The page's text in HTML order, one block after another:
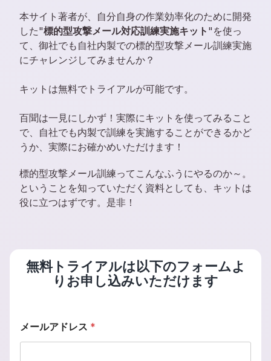
本サイト著者が、自分自身の作業効率化のために開発
した"標的型攻撃メール対応訓練実施キット "を使っ
て、御社でも自社内製での標的型攻撃メール訓練実施
にチャレンジしてみませんか？
キットは無料でトライアルが可能です。
百聞は一見にしかず！実際にキットを使ってみること
で、自社でも内製で訓練を実施することができるかど
うか、実際にお確かめいただけます！
標的型攻撃メール訓練ってこんなふうにやるのか～。
ということを知っていただく資料としても、キットは
役に立つはずです。是非！
無料トライアルは以下のフォームよ
りお申し込みいただけます
ー
ル
メールアドレス *